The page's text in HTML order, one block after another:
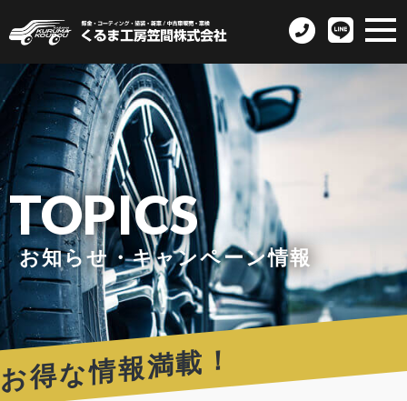
TOPICS
お知らせ・キャンペーン情報
お得な情報満載！